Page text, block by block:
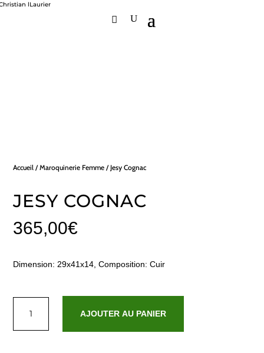
Accueil /Maroquinerie Femme / Jesy Cognac
JESY COGNAC
365,00€
Dimension: 29x41x14, Composition: Cuir
AJOUTER AU PANIER